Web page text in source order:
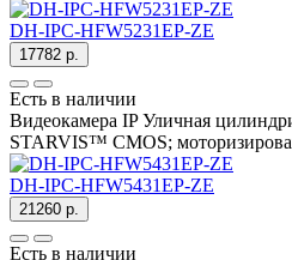
DH-IPC-HFW5231EP-ZE
17782 р.
Есть в наличии
Видеокамера IP Уличная
STARVIS™ CMOS;
DH-IPC-HFW5431EP-ZE
21260 р.
Есть в наличии